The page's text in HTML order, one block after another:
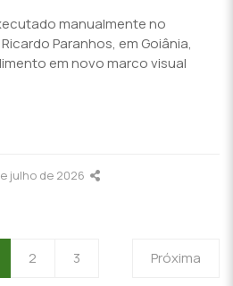
manualmente no
Paranhos, em Goiânia,
em novo marco visual
julho de 2026
2 3 Próxima